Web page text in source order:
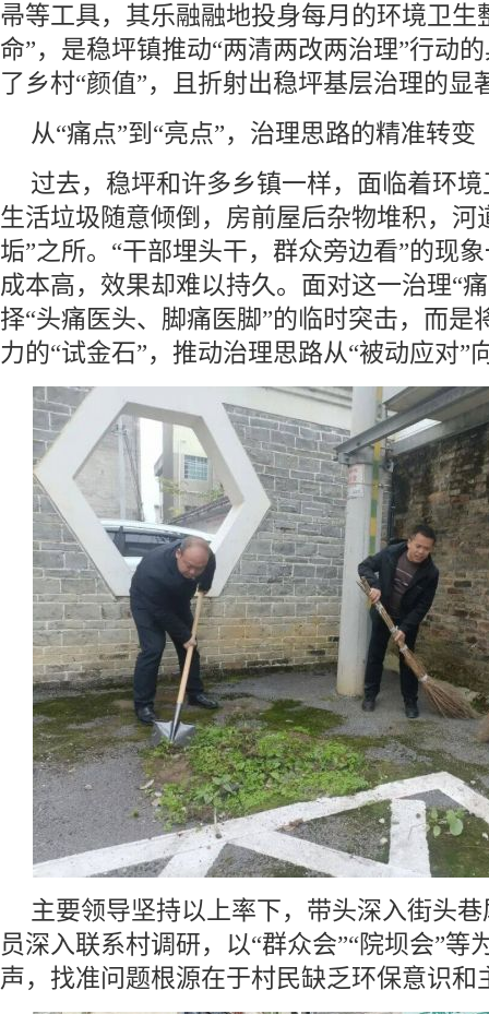
帚等工具，其乐融融地投身每月的环境卫生
命”，是稳坪镇推动“两清两改两治理”行动
了乡村“颜值”，且折射出稳坪基层治理的显
从“痛点”到“亮点”，治理思路的精准转变
过去，稳坪和许多乡镇一样，面临着环
生活垃圾随意倾倒，房前屋后杂物堆积，河
垢”之所。“干部埋头干，群众旁边看”的现
成本高，效果却难以持久。面对这一治理“
择“头痛医头、脚痛医脚”的临时突击，而是
力的“试金石”，推动治理思路从“被动应对”
主要领导坚持以上率下，带头深入街头
员深入联系村调研，以“群众会”“院坝会”等
声，找准问题根源在于村民缺乏环保意识和